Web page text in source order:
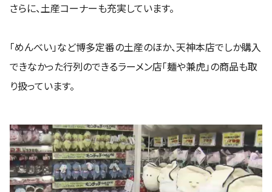
さらに、土産コーナーも充実しています。
「めんべい」など博多定番の土産のほか、天神本店でしか購入
できなかった行列のできるラーメン店「麺や兼虎」の商品も取
り扱っています。